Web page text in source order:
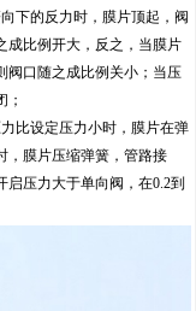
下的反力时，膜片顶起，阀
成比例开大，反之，当膜片
阀口随之成比例关小；当压
；
比设定压力小时，膜片在弹
，膜片压缩弹簧，管路接
压力大于单向阀，在0.2到